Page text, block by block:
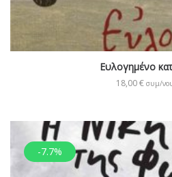
Ευλογημένο
18,00€ συμ/
-7.7%